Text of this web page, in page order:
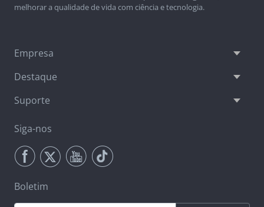
melhorar a qualidade de vida com ciência e tecnologia.
Empresa
Destaque
Suporte
Siga-nos
Boletim